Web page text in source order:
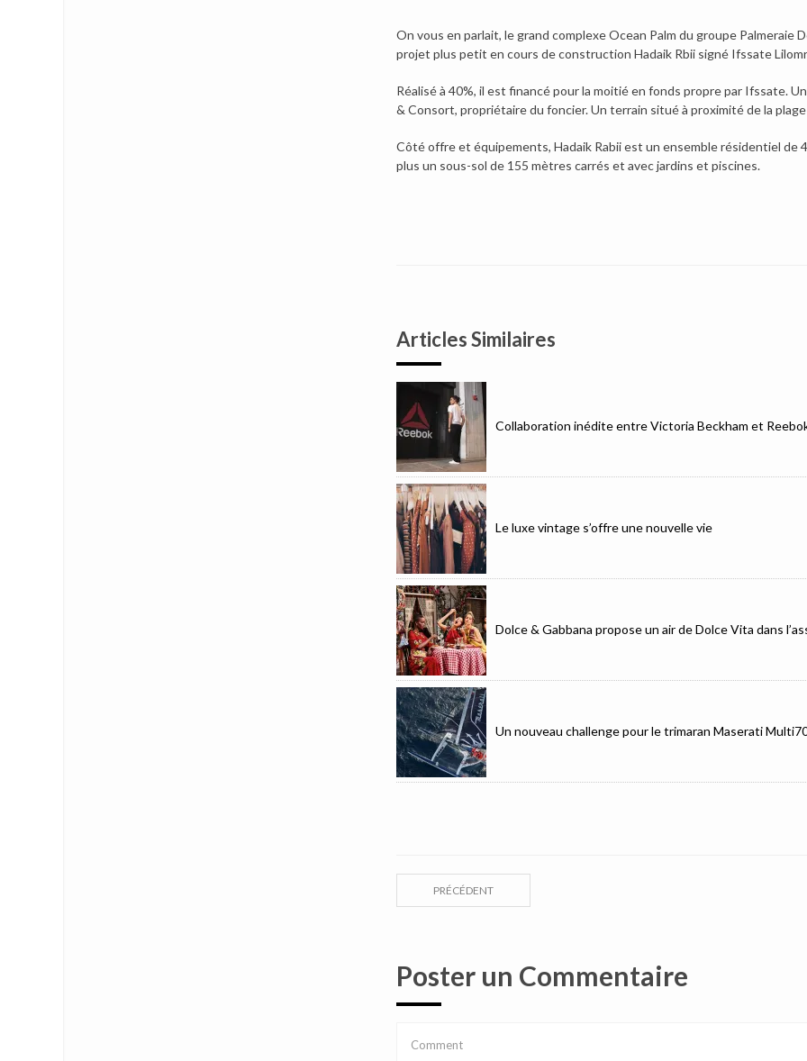
On vous en parlait, le grand complexe Ocean Palm du groupe
projet plus petit en cours de construction Hadaik Rbii signé Ifssate
Réalisé à 40%, il est financé pour la moitié en fonds propre par Ifssate.
& Consort, propriétaire du foncier. Un terrain situé à proximité de la
Côté offre et équipements, Hadaik Rabii est un ensemble résidentiel de
plus un sous-sol de 155 mètres carrés et avec jardins et piscines.
Articles Similaires
Collaboration inédite entre Victoria Beckham et
Le luxe vintage s’offre une nouvelle vie
Dolce & Gabbana propose un air de Dolce Vita dans
Un nouveau challenge pour le trimaran Maserati
PRÉCÉDENT
Poster un Commentaire